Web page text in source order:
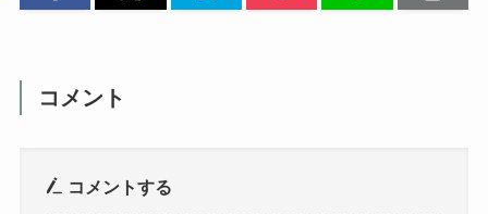
コメント
コメントする